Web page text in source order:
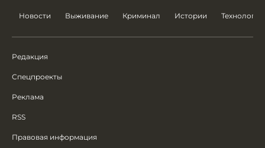
Новости Выживание Криминал Истории Технологии
Редакция
Спецпроекты
Реклама
RSS
Правовая информация